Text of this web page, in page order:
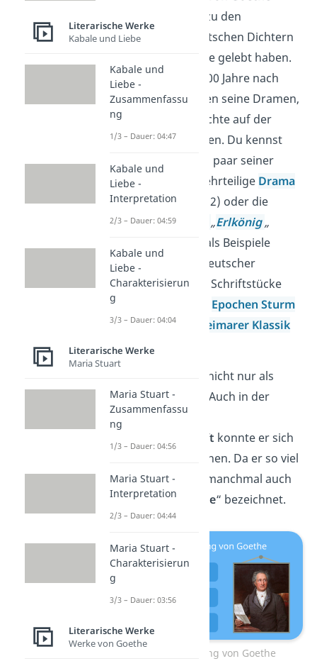
(1749-1832) zählt zu den
bekanntesten deutschen Dichtern
und Denkern, die je gelebt haben.
Auch heute, fast 200 Jahre nach
seinem Tod, werden seine Dramen,
Romane
und Gedichte auf der
ganzen Welt gelesen. Du kennst
bestimmt auch ein paar seiner
Werke, wie das mehrteilige Drama
„Faust“(1808/1832) oder die
berühmteBallade„Erlkönig„
(1782). Sie gelten als Beispiele
herausragender deutscher
Literatur. Goethes Schriftstücke
werden heute den EpochenSturm
und Drangund
Weimarer Klassik
zugeordnet.
Doch Goethe war nicht nur als
Autor erfolgreich. Auch in der
Politikund in der
Naturwissenschaft konnte er sich
einen Namen machen. Da er so viel
wusste, wurde er manchmal auch
als „Universalgenie“ bezeichnet.
Johann Wolfgang von Goethe
Literarische Werke
Kabale und Liebe
Kabale und
Liebe -
Zusammenfassu
ng
1/3 – Dauer: 04:47
Kabale und
Liebe -
Interpretation
2/3 – Dauer: 04:59
Kabale und
Liebe -
Charakterisierun
g
3/3 – Dauer: 04:04
Literarische Werke
Maria Stuart
Maria Stuart -
Zusammenfassu
ng
1/3 – Dauer: 04:56
Maria Stuart -
Interpretation
2/3 – Dauer: 04:44
Maria Stuart -
Charakterisierun
g
3/3 – Dauer: 03:56
Literarische Werke
Werke von Goethe